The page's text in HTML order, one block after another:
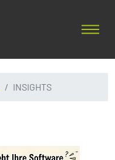
INSIGHTS